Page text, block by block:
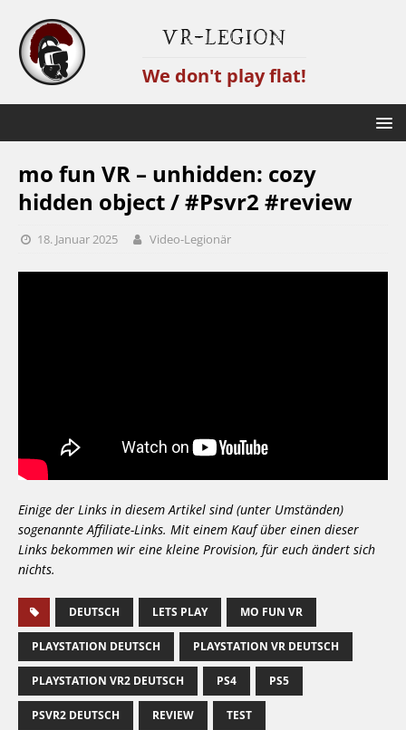
VR-Legion
We don't play flat!
mo fun VR – unhidden: cozy
hidden object / #Psvr2 #review
18. Januar 2025 Video-Legionär
Einige der Links in diesem Artikel sind (unter Umständen)
sogenannte Affiliate-Links. Mit einem Kauf über einen dieser
Links bekommen wir eine kleine Provision, für euch ändert sich
nichts.
DEUTSCH LETS PLAY MO FUN VR
PLAYSTATION DEUTSCH PLAYSTATION VR DEUTSCH
PLAYSTATION VR2 DEUTSCH PS4 PS5
PSVR2 DEUTSCH REVIEW TEST